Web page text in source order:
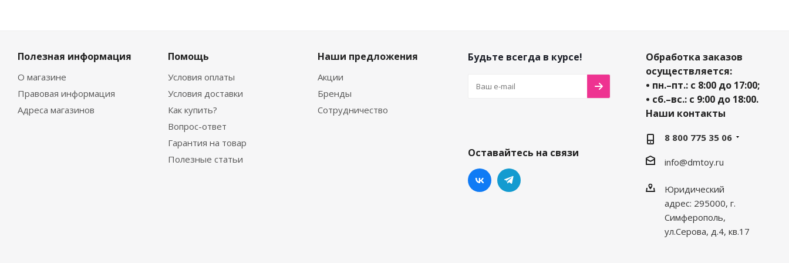
Полезная информация
О магазине
Правовая информация
Адреса магазинов
Помощь
Условия оплаты
Условия доставки
Как купить?
Вопрос-ответ
Гарантия на товар
Полезные статьи
Наши предложения
Акции
Бренды
Сотрудничество
Будьте всегда в курсе!
Оставайтесь на связи
Обработка заказов
осуществляется:
• пн.–пт.: с 8:00 до 17:00;
• сб.–вс.: с 9:00 до 18:00.
Наши контакты
8 800 775 35 06
info@dmtoy.ru
Юридический
адрес: 295000, г.
Симферополь,
ул.Серова, д.4, кв.17